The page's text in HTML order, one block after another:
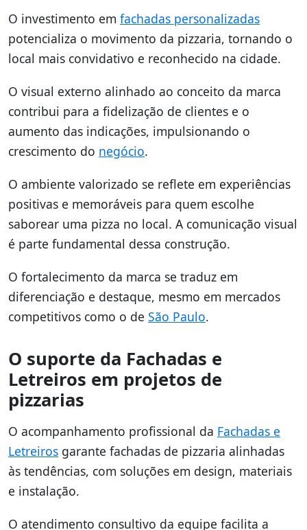
O investimento em fachadas personalizadas
potencializa o movimento da pizzaria, tornando o
local mais convidativo e reconhecido na cidade.
O visual externo alinhado ao conceito da marca
contribui para a fidelização de clientes e o
aumento das indicações, impulsionando o
crescimento do negócio.
O ambiente valorizado se reflete em experiências
positivas e memoráveis para quem escolhe
saborear uma pizza no local. A comunicação visual
é parte fundamental dessa construção.
O fortalecimento da marca se traduz em
diferenciação e destaque, mesmo em mercados
competitivos como o de São Paulo.
O suporte da Fachadas e
Letreiros em projetos de
pizzarias
O acompanhamento profissional da Fachadas e
Letreiros garante fachadas de pizzaria alinhadas
às tendências, com soluções em design, materiais
e instalação.
O atendimento consultivo da equipe facilita a